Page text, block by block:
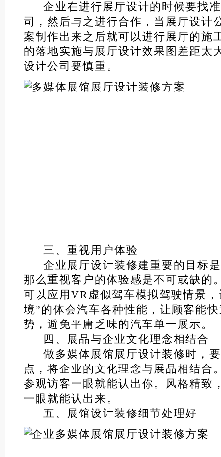
企业在进行展厅设计的时候要找准
司，然后与之进行合作，当展厅设计
案制作出来之后就可以进行展厅的施
的落地实施与展厅设计效果图差距太
设计公司要慎重。
三、重视用户体验
企业展厅设计装修建重要的目标是
那么重视客户的体验感是不可或缺的
可以应用VR虚似驾车模拟驾驶情景
境”的体会汽车各种性能，让顾客能
势，避免平庸乏味的汽车单一展示。
四、展品与企业文化理念相结合
做多媒体展馆展厅设计装修时，要
点，将企业的文化理念与展品相结合
参观访客一眼就能认出你。风格精致
一眼就能认出来。
五、展馆设计装修细节处理好